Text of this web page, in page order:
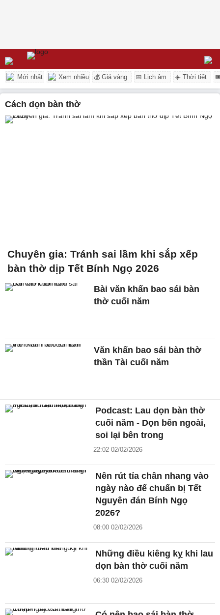
Mới nhất Xem nhiều 💰 Giá vàng 📅 Lịch âm ☀️ Thời tiết
cách dọn bàn thờ
Chuyên gia: Tránh sai lầm khi sắp xếp
bàn thờ dịp Tết Bính Ngọ 2026
Bài văn khấn bao sái bàn
thờ cuối năm
Văn khấn bao sái bàn thờ
thần Tài cuối năm
Podcast: Lau dọn bàn thờ
cuối năm - Dọn bên ngoài,
soi lại bên trong
22:02 02/02/2026
Nên rút tỉa chân nhang vào
ngày nào để chuẩn bị Tết
Nguyên đán Bính Ngọ
2026?
08:00 02/02/2026
Những điều kiêng kỵ khi lau
dọn bàn thờ cuối năm
06:30 02/02/2026